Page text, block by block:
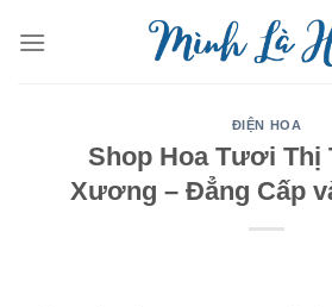
ĐIỆN HOA
Shop Hoa Tươi Thị
Xương – Đẳng Cấp